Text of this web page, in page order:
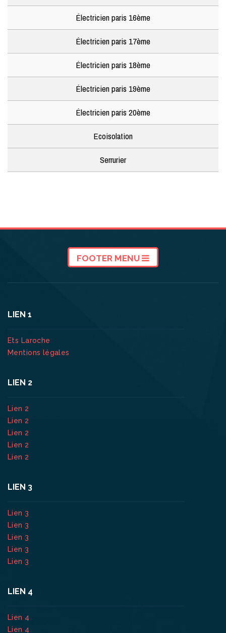
Électricien paris 16ème
Électricien paris 17ème
Électricien paris 18ème
Électricien paris 19ème
Électricien paris 20ème
Ecoisolation
Serrurier
FOOTER MENU
LIEN 1
Ets Laroche
Mentions légales
LIEN 2
Lien 2
Lien 2
Lien 2
Lien 2
Lien 2
LIEN 3
Lien 3
Lien 3
Lien 3
Lien 3
Lien 3
LIEN 4
Lien 4
Lien 4